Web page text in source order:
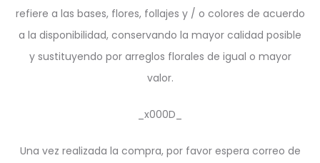
refiere a las bases, flores, follajes y / o colores de acuerdo
a la disponibilidad, conservando la mayor calidad posible
y sustituyendo por arreglos florales de igual o mayor
valor.
_x000D_
Una vez realizada la compra, por favor espera correo de